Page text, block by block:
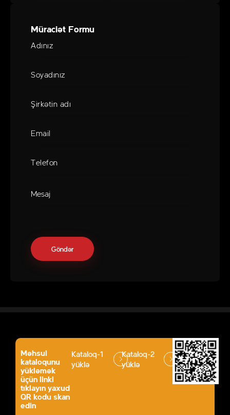
Müraciət Formu
Məhsul
kataloqunu
yükləmək
üçün linki
tıklayın yaxud
QR kodu skan
edin
Kataloq-1
yüklə
Kataloq-2
yüklə